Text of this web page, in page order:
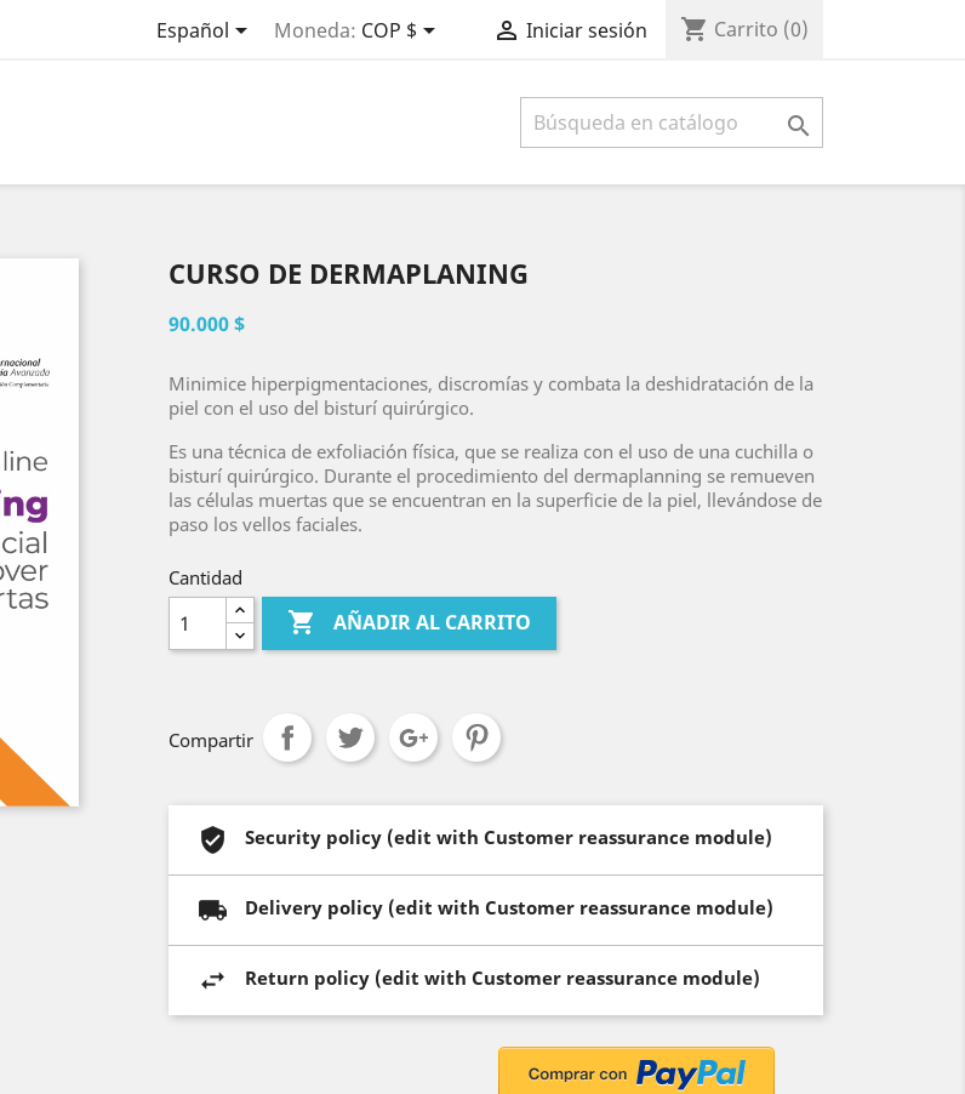
Español Moneda: COP $  Iniciar sesión shopping_cart Carrito (0)

CURSO DE DERMAPLANING
90.000 $
Minimice hiperpigmentaciones, discromías y combata la deshidratación de la
piel con el uso del bisturí quirúrgico.
Es una técnica de exfoliación física, que se realiza con el uso de una cuchilla o
bisturí quirúrgico. Durante el procedimiento del dermaplanning se remueven
las células muertas que se encuentran en la superficie de la piel, llevándose de
paso los vellos faciales.
Cantidad
 AÑADIR AL CARRITO
Compartir
Security policy (edit with Customer reassurance module)
Delivery policy (edit with Customer reassurance module)
Return policy (edit with Customer reassurance module)